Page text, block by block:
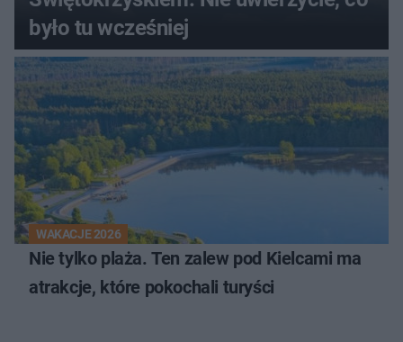
było tu wcześniej
WAKACJE 2026
Nie tylko plaża. Ten zalew pod Kielcami ma
atrakcje, które pokochali turyści